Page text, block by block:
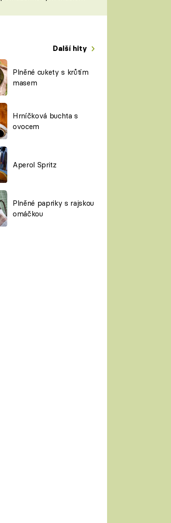
Další hity
Plněné cukety s krůtím
masem
Hrníčková buchta s
ovocem
Aperol Spritz
Plněné papriky s rajskou
omáčkou